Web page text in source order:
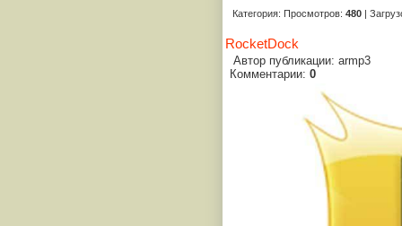
Категория: Просмотров: 480|
RocketDock
Автор публикации: armp3
Комментарии: 0